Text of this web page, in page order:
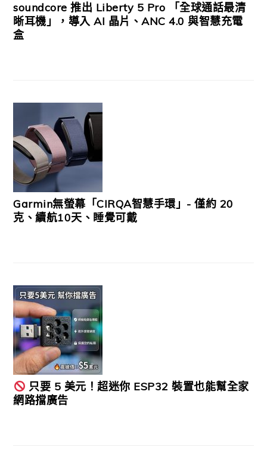
soundcore 推出 Liberty 5 Pro 「全球通話最清
晰耳機」，導入 AI 晶片、ANC 4.0 與智慧充電
盒
Garmin無螢幕「CIRQA智慧手環」- 僅約 20
克、續航10天、睡覺可戴
只要 5 美元！超迷你 ESP32 裝置也能幫全家
網路擋廣告